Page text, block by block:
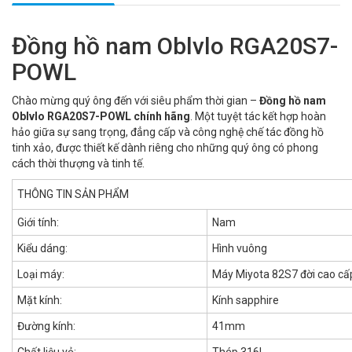
Đồng hồ nam Oblvlo RGA20S7-
POWL
Chào mừng quý ông đến với siêu phẩm thời gian – Đồng hồ nam
Oblvlo RGA20S7-POWL chính hãng . Một tuyệt tác kết hợp hoàn
hảo giữa sự sang trọng, đẳng cấp và công nghệ chế tác đồng hồ
tinh xảo, được thiết kế dành riêng cho những quý ông có phong
cách thời thượng và tinh tế.
THÔNG TIN SẢN PHẨM
Giới tính: Nam
Kiểu dáng: Hình vuông
Loại máy: Máy Miyota 82S7 đời cao
Mặt kính: Kính sapphire
Đường kính: 41mm